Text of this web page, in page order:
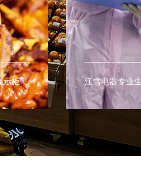
江雪电器专业生产熟食柜、熟食展示柜、熟食保鲜柜、热柜、等商用熟食设备。